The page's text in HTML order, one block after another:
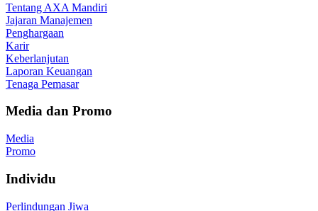
Tentang AXA Mandiri
Jajaran Manajemen
Penghargaan
Karir
Keberlanjutan
Laporan Keuangan
Tenaga Pemasar
Media dan Promo
Media
Promo
Individu
Perlindungan Jiwa